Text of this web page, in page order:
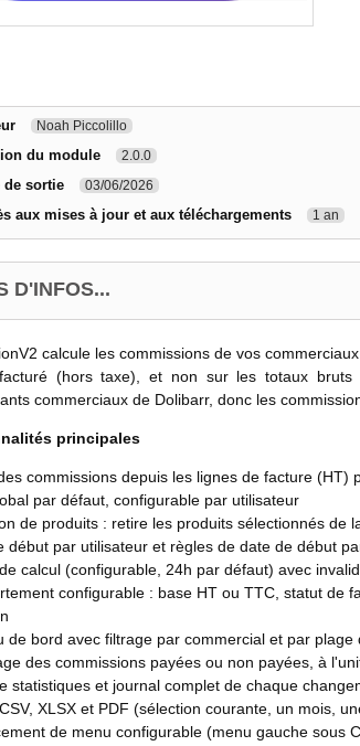
Noah Piccolillo
du module 2.0.0
de sortie 03/06/2026
aux mises à jour et aux téléchargements 1 an
D'INFOS...
calcule les commissions de vos
(hors taxe), et non sur les totaux
commerciaux de Dolibarr, donc les
principales
commissions depuis les lignes de facture
par défaut, configurable par utilisateur
de produits : retire les produits sélectionnés de
début par utilisateur et règles de date de début
calcul (configurable, 24h par défaut) avec
configurable : base HT ou TTC, statut de
de bord avec filtrage par commercial et par plage
des commissions payées ou non payées, à
statistiques et journal complet de chaque
XLSX et PDF (sélection courante, un mois,
de menu configurable (menu gauche sous